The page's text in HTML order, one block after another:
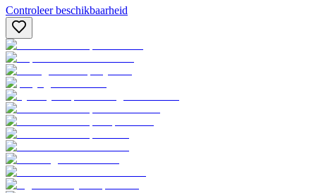
Controleer beschikbaarheid